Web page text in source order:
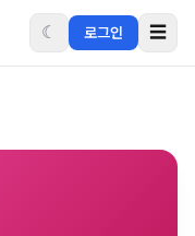
☾ 로그인 ☰